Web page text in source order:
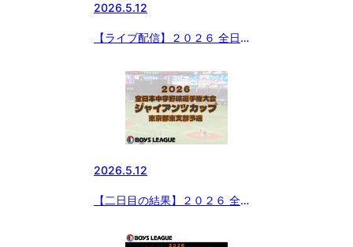
2026.5.12
【ライブ配信】２０２６ 全日本
ツカップ 東京都東支部予選
2026.5.12
【二日目の結果】２０２６ 全日
ンツカップ 東京都東支部予選